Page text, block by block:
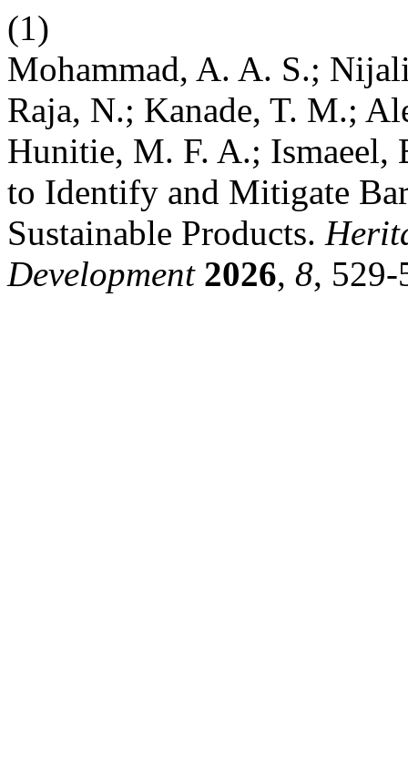
(1)
Mohammad, A. A. S.;
Raja, N.; Kanade, T. M.;
Hunitie, M. F. A.;
to Identify and Mitigate
Sustainable Products.
Development 2026, 8, 529-